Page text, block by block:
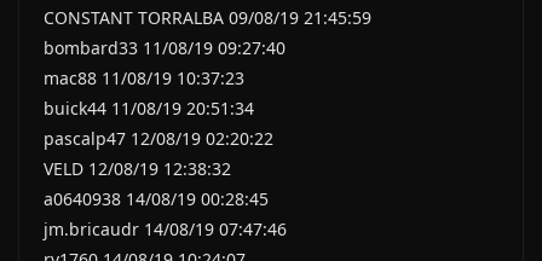
CONSTANT TORRALBA 09/08/19 21:45:59
bombard33 11/08/19 09:27:40
mac88 11/08/19 10:37:23
buick44 11/08/19 20:51:34
pascalp47 12/08/19 02:20:22
VELD 12/08/19 12:38:32
a0640938 14/08/19 00:28:45
jm.bricaudr 14/08/19 07:47:46